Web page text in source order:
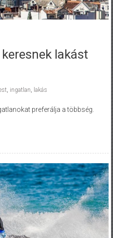
lakást
, ingatlan, lakás
preferálja a többség.